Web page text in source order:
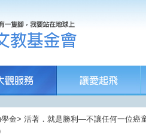
金> 活著．就是勝利—不讓任何一位癌